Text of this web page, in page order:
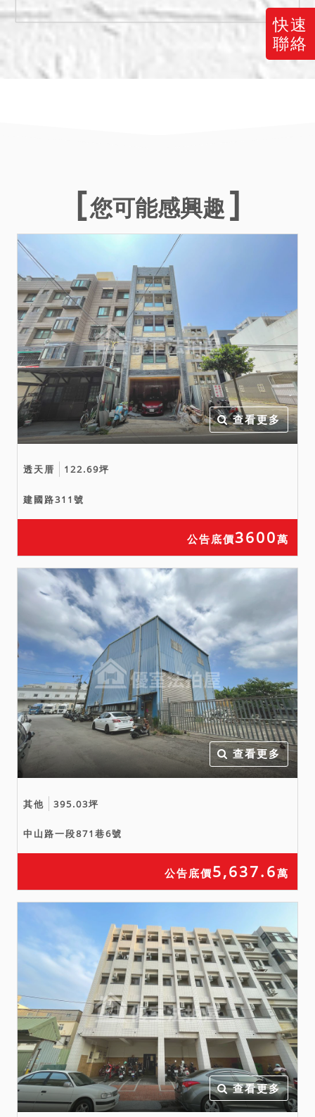
快速
聯絡
分增建物無法逕持本院核發
之權利移轉證書辦理所有權
登記，且應負被拆除之之危
險，不得異議；又本件拍賣
使用執照，為草富段863建
號之建築基地，且為桃園市
第31期觀音鄉草漯(二)市地
重劃區抵費地，另依桃園市
政府都市計畫土地使用分區
證明書所載，本件土地為觀
音(草漯地區)都市計畫（民國
98年7月7日）之第二種住宅
區，待重劃區共分為六區整
體開發單元，本案屬第二區
整體開發單元，應一次辦理
整體重劃開發，惟上開證明
書僅供參考，上開計劃案中
土地使用分區管制之規定及
買，拍定後不得以此為理由
請求撤銷拍定，請應買人注
意。
六、本件標的物原所有權人
或使用人如有積欠工程受益
費及水電、瓦斯或管理費等
費用，應由拍定人自行與相
關單位洽商解決。
七、拍賣之不動產如於查封
後經地政機關實施重測，其
面積應以重測結果為準。拍
定後債權人、債務人、拍定
人或其他利害關係人均不得
以面積增減請求增減價金或
聲請撤銷拍賣。
鑑於司法資源有限，且都市
計畫之劃定或是否有辦理徵
收及協議價購等事，可能伴
隨社會經濟情事而迭有異
相關主管機關查詢有無使用
上或取得上限制之情事，於
綜合考量相關風險後再行投
標或應買。拍定後均不得以
此為由聲請減少價金或聲請
撤銷拍定。
九、網路公告及刊登於新聞
紙之公告內容如與本院公告
欄張貼之公告內容不符時，
一律以本院公告欄張貼之拍
您可能感興趣
查看更多
透天厝 122.69坪
建國路311號
公告底價3600萬
查看更多
其他 395.03坪
中山路一段871巷6號
公告底價5,637.6萬
查看更多